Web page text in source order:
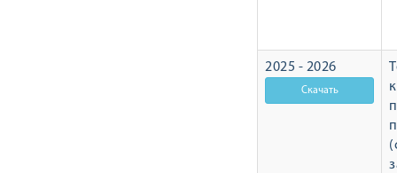
2025 - 2026